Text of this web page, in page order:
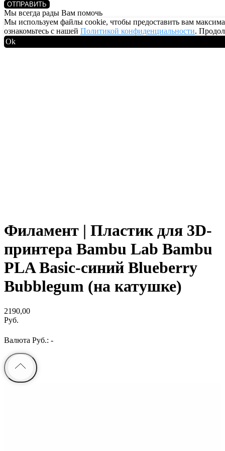
ОТПРАВИТЬ
Мы всегда рады Вам помочь
Мы используем файлы cookie, чтобы предоставить вам
ознакомьтесь с нашей Политикой конфиденциальности.
Ok
Филамент | Пластик для 3D-
принтера Bambu Lab Bambu
PLA Basic-синий Blueberry
Bubblegum (на катушке)
2190,00
Руб.
Валюта Руб.: -